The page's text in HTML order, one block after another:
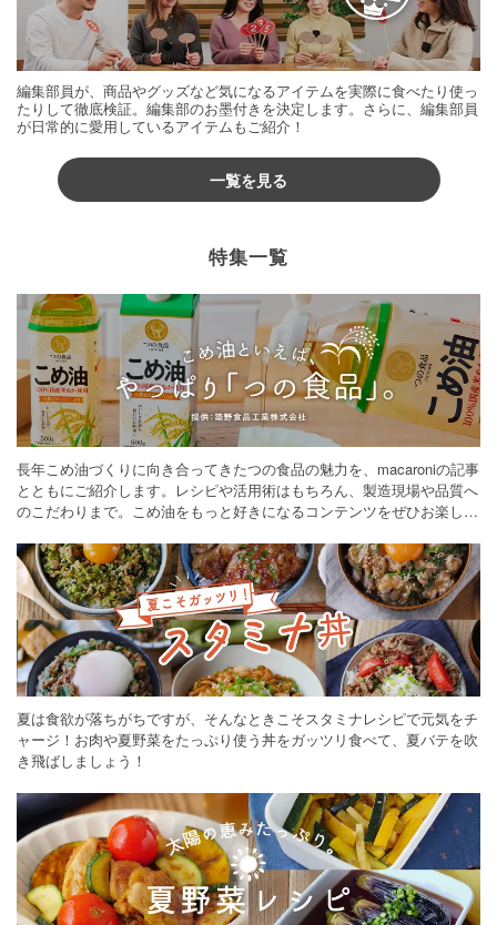
編集部員が、商品やグッズなど気になるアイテムを実際に食べたり使っ
たりして徹底検証。編集部のお墨付きを決定します。さらに、編集部員
が日常的に愛用しているアイテムもご紹介！
一覧を見る
特集一覧
長年こめ油づくりに向き合ってきたつの食品の魅力を、macaroniの記事
とともにご紹介します。レシピや活用術はもちろん、製造現場や品質へ
のこだわりまで。こめ油をもっと好きになるコンテンツをぜひお楽しみ
夏は食欲が落ちがちですが、そんなときこそスタミナレシピで元気をチ
ャージ！お肉や夏野菜をたっぷり使う丼をガッツリ食べて、夏バテを吹
き飛ばしましょう！